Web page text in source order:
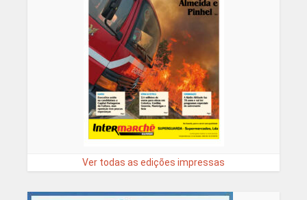
Ver todas as edições impressas